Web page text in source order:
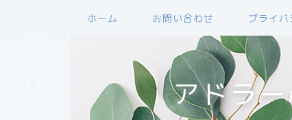
ホーム お問い合わせ プライバ
アドラ